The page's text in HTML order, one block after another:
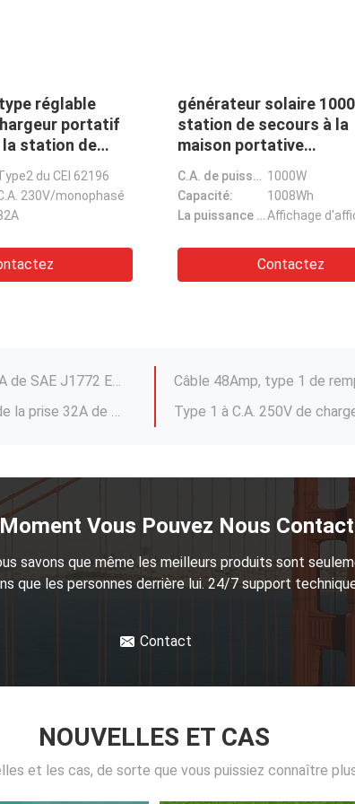
Type portatif du chargeur
3.5kw de voiture à C.A. 16A EV
- station de charge de 2 EV
Type2 du CEI 62196
C.A. 200-250V
16A
Type 1 du véhicule électrique SAE J1772 au connecteur de remplissage de Type2EV, adaptateur 22KW de chargeur à C.A. EV
Type2 aux convertisseurs 32A, C.A. 250V de chargeur de voitures électriques de type 1 d'adaptateur de chargeur d'EV
Type - 2 au connecteur de remplissage de remplissage de C.C 500V Tesla d'adaptateur de véhicule électrique de Tesla
Chargeur de remplissage rapide de 22KW EV, type - 2 à C.A. de remplissage 480V de câble de voiture électrique de Type2
Vous Pouvez Nous
savons que même les meilleurs produits sont
que les personnes derrière lui. 24/7 support
Contact
NOUVELLES ET CAS
et les cas, de sorte que vous puissiez connaître